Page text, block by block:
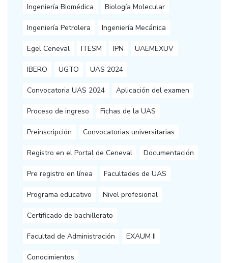
Ingeniería Biomédica Biología Molecular
Ingeniería Petrolera Ingeniería Mecánica
Egel Ceneval ITESM IPN UAEMEXUV
IBERO UGTO UAS 2024
Convocatoria UAS 2024 Aplicación del examen
Proceso de ingreso Fichas de la UAS
Preinscripción Convocatorias universitarias
Registro en el Portal de Ceneval Documentación
Pre registro en línea Facultades de UAS
Programa educativo Nivel profesional
Certificado de bachillerato
Facultad de Administración EXAUM II
Conocimientos